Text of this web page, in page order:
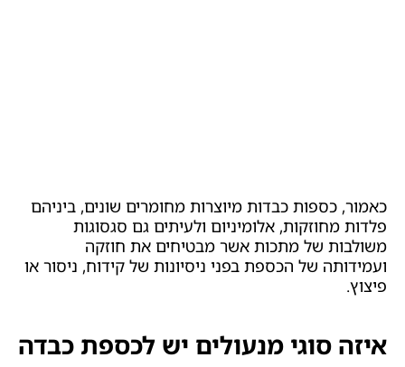
כאמור, כספות כבדות מיוצרות מחומרים שונים, ביניהם
פלדות מחוזקות, אלומיניום ולעיתים גם סגסוגות
משולבות של מתכות אשר מבטיחים את חוזקה
ועמידותה של הכספת בפני ניסיונות של קידוח, ניסור או
פיצוץ.
איזה סוגי מנעולים יש לכספת כבדה